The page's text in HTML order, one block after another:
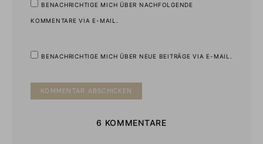
BENACHRICHTIGE MICH ÜBER NACHFOLGENDE
KOMMENTARE VIA E-MAIL.
BENACHRICHTIGE MICH ÜBER NEUE BEITRÄGE VIA E-MAIL.
6 KOMMENTARE